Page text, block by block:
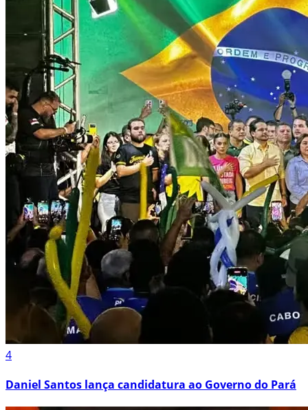
4
Daniel Santos lança candidatura ao Governo do Pará